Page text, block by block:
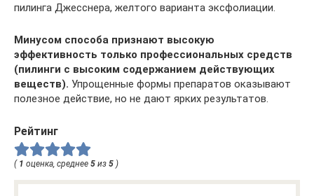
пилинга Джесснера, желтого варианта эксфолиации.
Минусом способа признают высокую
эффективность только профессиональных средств
(пилинги с высоким содержанием действующих
веществ). Упрощенные формы препаратов оказывают
полезное действие, но не дают ярких результатов.
Рейтинг
( 1 оценка, среднее 5 из 5 )